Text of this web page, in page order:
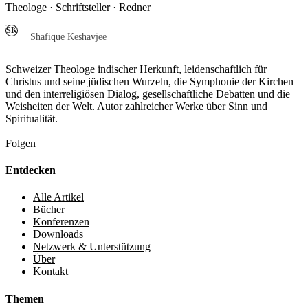
Theologe · Schriftsteller · Redner
SK
Shafique Keshavjee
Schweizer Theologe indischer Herkunft, leidenschaftlich für
Christus und seine jüdischen Wurzeln, die Symphonie der Kirchen
und den interreligiösen Dialog, gesellschaftliche Debatten und die
Weisheiten der Welt. Autor zahlreicher Werke über Sinn und
Spiritualität.
Folgen
Entdecken
Alle Artikel
Bücher
Konferenzen
Downloads
Netzwerk & Unterstützung
Über
Kontakt
Themen